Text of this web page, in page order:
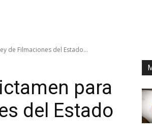
de Filmaciones del Estado...
para
del Estado